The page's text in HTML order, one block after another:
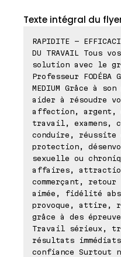
Texte intégral du
RAPIDITE -
DU TRAVAIL Tous
solution avec le
Professeur FODÉBA
MEDIUM Grâce à
aider à résoudre
affection, argent,
travail, examens,
conduire, réussite
protection,
sexuelle ou
affaires,
commerçant, retour
aimée, fidélité
provoque, attire,
grâce à des
Travail sérieux,
résultats immédiats
confiance Surtout